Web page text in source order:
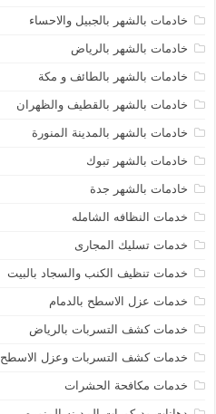
خادمات بالشهر بالجبيل والاحساء
خادمات بالشهر بالرياض
خادمات بالشهر بالطائف و مكة
خادمات بالشهر بالقطيف والظهران
خادمات بالشهر بالمدينة المنورة
خادمات بالشهر تبوك
خادمات بالشهر جدة
خدمات النظافه الشامله
خدمات تسليك المجارى
خدمات تنظيف الكنب والسجاد بالبيت
خدمات عزل الاسطح بالدمام
خدمات كشف التسربات بالرياض
خدمات كشف التسربات وعزل الاسطح
خدمات مكافحة الحشرات